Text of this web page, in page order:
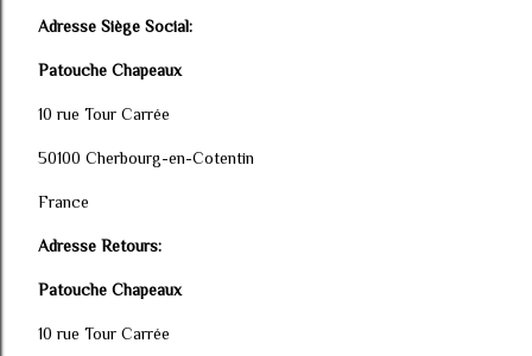
Adresse Siège Social:
Patouche Chapeaux
10 rue Tour Carrée
50100 Cherbourg-en-Cotentin
France
Adresse Retours:
Patouche Chapeaux
10 rue Tour Carrée